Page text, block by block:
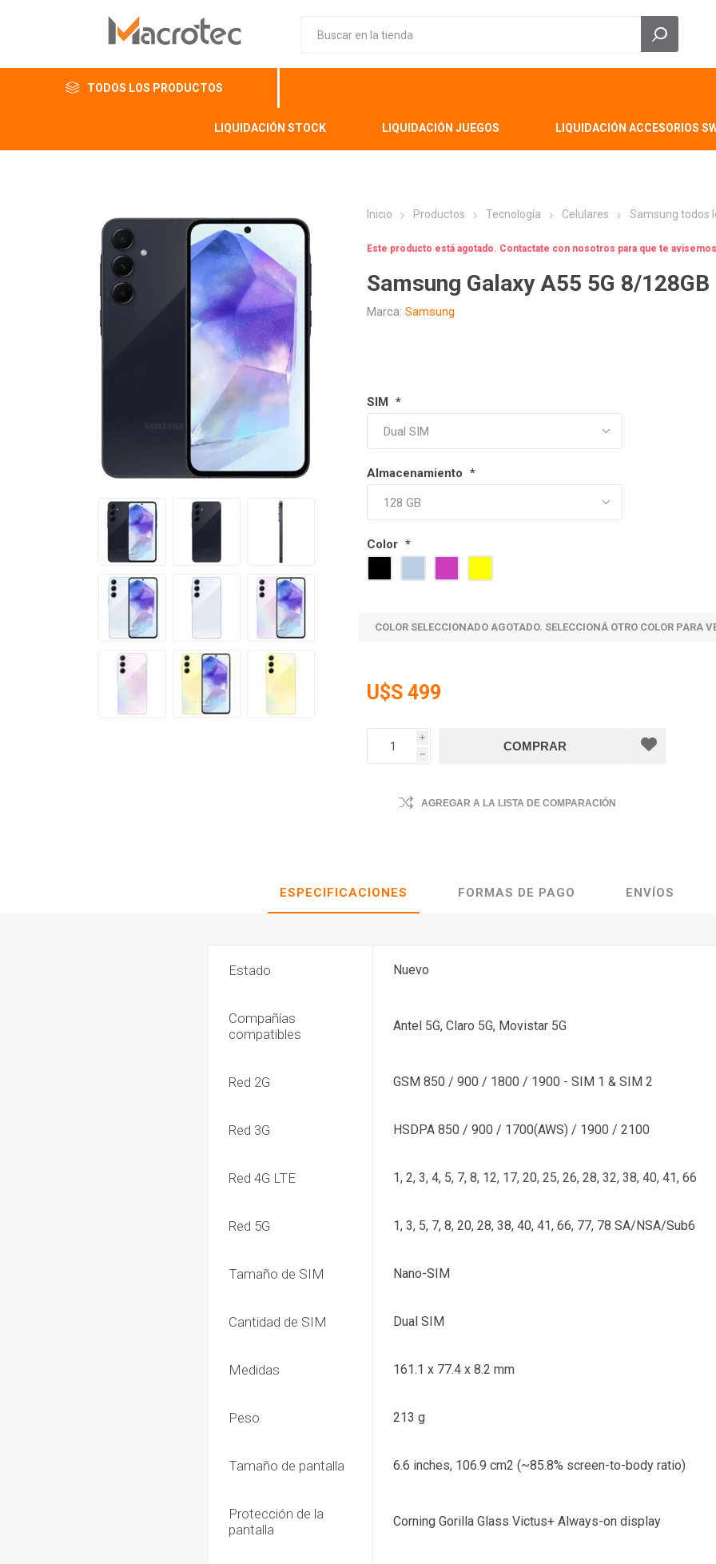
TODOS LOS PRODUCTOS
LIQUIDACIÓN STOCK LIQUIDACIÓN JUEGOS LIQUIDACIÓN ACCESORIOS
Inicio Productos Tecnología Celulares Samsung todos
Este producto está agotado. Contactate con nosotros para que te
Samsung Galaxy A55 5G 8/128GB
Marca: Samsung
SIM *
Almacenamiento *
Color *
COLOR SELECCIONADO AGOTADO. SELECCIONÁ OTRO COLOR PARA
U$S 499
i
h
AGREGAR A LA LISTA DE COMPARACIÓN
ESPECIFICACIONES FORMAS DE PAGO ENVÍOS
Estado Nuevo
Compañías
compatibles
Antel 5G, Claro 5G, Movistar 5G
Red 2G GSM 850 / 900 / 1800 / 1900 - SIM 1 & SIM 2
Red 3G HSDPA 850 / 900 / 1700(AWS) / 1900 / 2100
Red 4G LTE 1, 2, 3, 4, 5, 7, 8, 12, 17, 20, 25, 26, 28, 32, 38, 40, 41, 66
Red 5G 1, 3, 5, 7, 8, 20, 28, 38, 40, 41, 66, 77, 78 SA/NSA/Sub6
Tamaño de SIM Nano-SIM
Cantidad de SIM Dual SIM
Medidas 161.1 x 77.4 x 8.2 mm
Peso 213 g
Tamaño de pantalla 6.6 inches, 106.9 cm2 (~85.8% screen-to-body ratio)
Protección de la
pantalla
Corning Gorilla Glass Victus+ Always-on display